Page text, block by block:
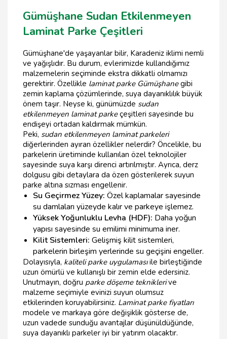
Gümüşhane Sudan Etkilenmeyen
Laminat Parke Çeşitleri
Gümüşhane'de yaşayanlar bilir, Karadeniz iklimi nemli
ve yağışlıdır. Bu durum, evlerimizde kullandığımız
malzemelerin seçiminde ekstra dikkatli olmamızı
gerektirir. Özellikle laminat parke Gümüşhanegibi
zemin kaplama çözümlerinde, suya dayanıklılık büyük
önem taşır. Neyse ki, günümüzde sudan
etkilenmeyen laminat parkeçeşitleri sayesinde bu
endişeyi ortadan kaldırmak mümkün.
Peki, sudan etkilenmeyen laminat parkeleri
diğerlerinden ayıran özellikler nelerdir? Öncelikle, bu
parkelerin üretiminde kullanılan özel teknolojiler
sayesinde suya karşı direnci artırılmıştır. Ayrıca, derz
dolgusu gibi detaylara da özen gösterilerek suyun
parke altına sızması engellenir.
Su Geçirmez Yüzey: Özel kaplamalar sayesinde
su damlaları yüzeyde kalır ve parkeye işlemez.
Yüksek Yoğunluklu Levha (HDF): Daha yoğun
yapısı sayesinde su emilimi minimuma iner.
Kilit Sistemleri: Gelişmiş kilit sistemleri,
parkelerin birleşim yerlerinde su geçişini engeller.
Dolayısıyla, kaliteli parke uygulamasıile birleştiğinde
uzun ömürlü ve kullanışlı bir zemin elde edersiniz.
Unutmayın, doğru parke döşeme tekniklerive
malzeme seçimiyle evinizi suyun olumsuz
etkilerinden koruyabilirsiniz. Laminat parke fiyatları
modele ve markaya göre değişiklik gösterse de,
uzun vadede sunduğu avantajlar düşünüldüğünde,
suya dayanıklı parkeler iyi bir yatırım olacaktır.